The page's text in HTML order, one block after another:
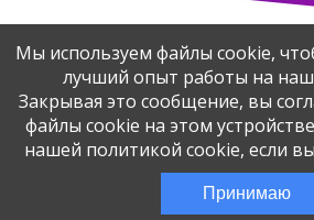
8-800-551-45-46
Связаться с нами
Мы используем файлы cookie,
лучший опыт работы на
Закрывая это сообщение, вы
файлы cookie на этом
нашей политикой cookie, если
Принимаю